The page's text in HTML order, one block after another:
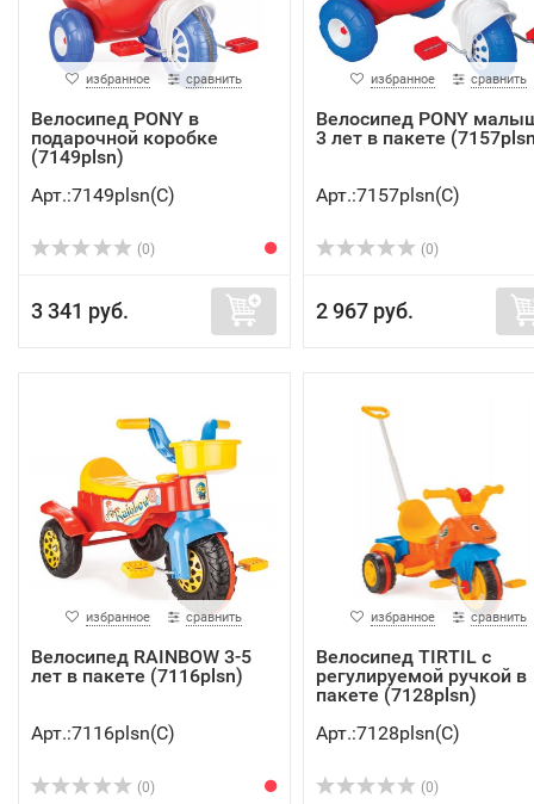
избранное сравнить
Велосипед PONY в
подарочной коробке
(7149plsn)
Арт.:7149plsn(C)
(0)
3 341 руб.
избранное сравнить
Велосипед PONY
3 лет в пакете
Арт.:7157plsn(C)
(0)
2 967 руб.
избранное сравнить
Велосипед RAINBOW 3-5
лет в пакете (7116plsn)
Арт.:7116plsn(C)
(0)
избранное сравнить
Велосипед TIRTIL с
регулируемой ручкой в
пакете (7128plsn)
Арт.:7128plsn(C)
(0)